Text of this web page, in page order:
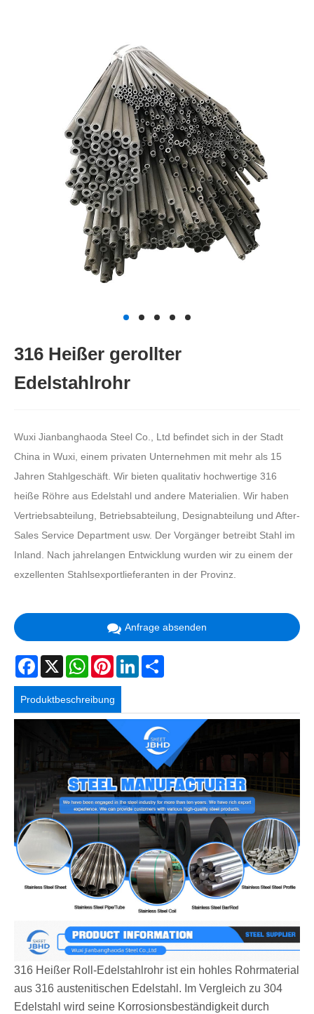
316 Heißer gerollter
Edelstahlrohr
Wuxi Jianbanghaoda Steel Co., Ltd befindet sich in der Stadt
China in Wuxi, einem privaten Unternehmen mit mehr als 15
Jahren Stahlgeschäft. Wir bieten qualitativ hochwertige 316
heiße Röhre aus Edelstahl und andere Materialien. Wir haben
Vertriebsabteilung, Betriebsabteilung, Designabteilung und After-
Sales Service Department usw. Der Vorgänger betreibt Stahl im
Inland. Nach jahrelangen Entwicklung wurden wir zu einem der
exzellenten Stahlsexportlieferanten in der Provinz.
Anfrage absenden
Facebook
X WhatsAppPinterestLinkedIn
Produktbeschreibung
316 Heißer Roll-Edelstahlrohr ist ein hohles Rohrmaterial
aus 316 austenitischen Edelstahl. Im Vergleich zu 304
Edelstahl wird seine Korrosionsbeständigkeit durch